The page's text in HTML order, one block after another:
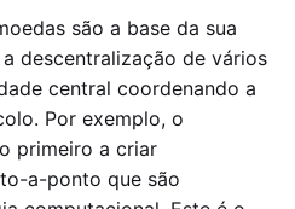
são a base da sua
descentralização de vários
central coordenando a
Por exemplo, o
primeiro a criar
a-ponto que são